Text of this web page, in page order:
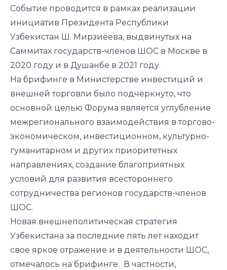
Событие проводится в рамках реализации
инициатив Президента Республики
Узбекистан Ш. Мирзиёева, выдвинутых на
Саммитах государств-членов ШОС в Москве в
2020 году и в Душанбе в 2021 году.
На брифинге в Министерстве инвестиций и
внешней торговли было подчёркнуто, что
основной целью Форума является углубление
межрегионального взаимодействия в торгово-
экономическом, инвестиционном, культурно-
гуманитарном и других приоритетных
направлениях, создание благоприятных
условий для развития всестороннего
сотрудничества регионов государств-членов
ШОС.
Новая внешнеполитическая стратегия
Узбекистана за последние пять лет находит
свое яркое отражение и в деятельности ШОС,
отмечалось на брифинге. В частности,